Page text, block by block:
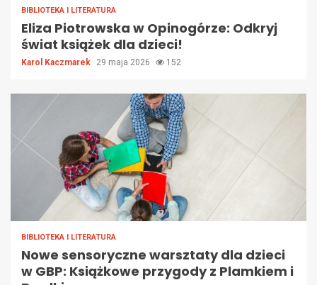
BIBLIOTEKA I LITERATURA
Eliza Piotrowska w Opinogórze: Odkryj
świat książek dla dzieci!
Karol Kaczmarek 29 maja 2026 152
BIBLIOTEKA I LITERATURA
Nowe sensoryczne warsztaty dla dzieci
w GBP: Książkowe przygody z Plamkiem i